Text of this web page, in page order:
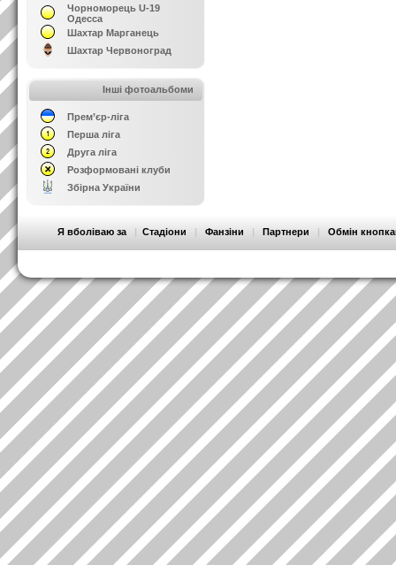
Чорноморець U-19
Одесса
Шахтар Марганець
Шахтар Червоноград
Інші фотоальбоми
Прем’єр-ліга
Перша ліга
Друга ліга
Розформовані клуби
Збірна України
Я вболіваю за | Стадіони | Фанзіни | Партнери | Обмін